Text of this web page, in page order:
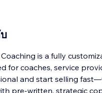
is a fully
for coaches, service
and start selling
pre-written, strategic